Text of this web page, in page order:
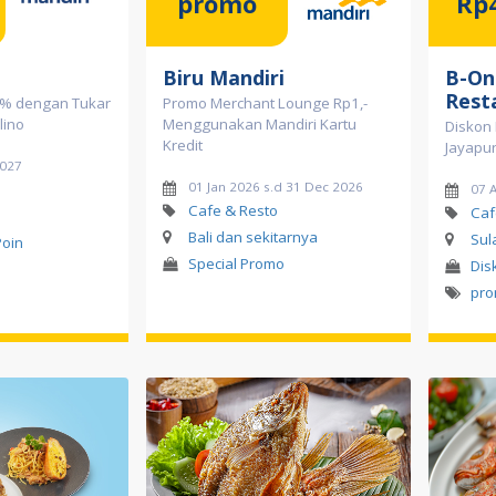
dengan Tukar
Biru Mandiri
Promo Merchant Lounge Rp1,-
Menggunakan Mandiri Kartu
Kredit
01 Jan 2026 s.d 31 Dec 2026
Cafe & Resto
Bali dan sekitarnya
Special Promo
B-
Diskon
07